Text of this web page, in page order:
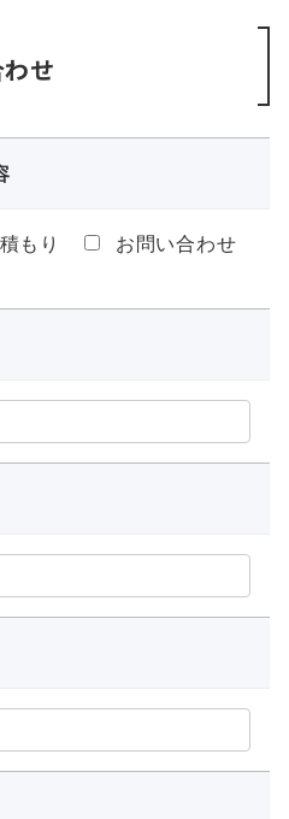
せ
もり
お問い合わせ